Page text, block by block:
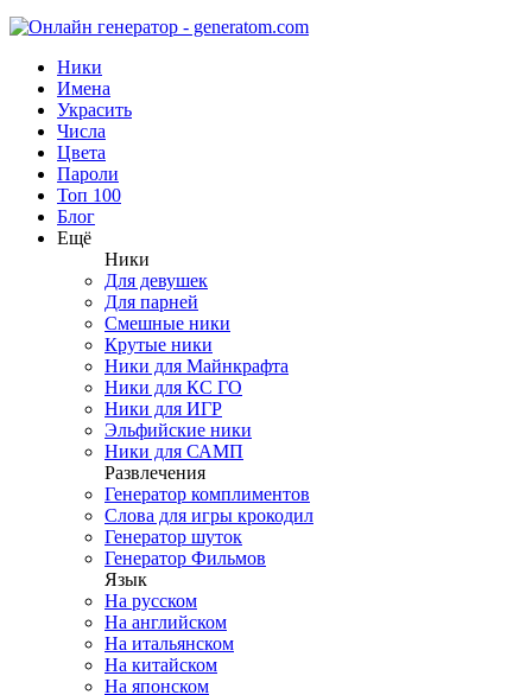
Ники
Имена
Украсить
Числа
Цвета
Пароли
Топ 100
Блог
Ещё
Ники
Для девушек
Для парней
Смешные ники
Крутые ники
Ники для Майнкрафта
Ники для КС ГО
Ники для ИГР
Эльфийские ники
Ники для САМП
Развлечения
Генератор комплиментов
Слова для игры крокодил
Генератор шуток
Генератор Фильмов
Язык
На русском
На английском
На итальянском
На китайском
На японском